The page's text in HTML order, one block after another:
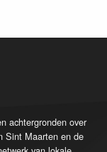
achtergronden over
Sint Maarten en de